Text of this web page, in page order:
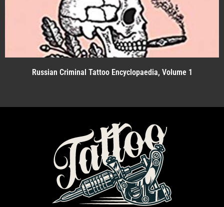
Russian Criminal Tattoo Encyclopaedia, Volume 1